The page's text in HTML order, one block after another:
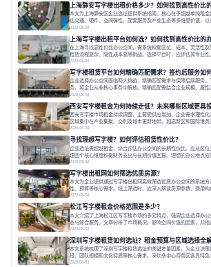
上海静安写字楼出租价格多少？如何找到高性价比
本文为上海静安区企业选址提供系统指南。核心在于超越单纯租
估交通、硬件、空间弹性、配套服务及产业生态等多维度价值，
出打破固定工位思维，采用精装灵活空间与共享配套以提升性价比
以说明。之后指出，专业运营服务商提供的稳定环境、社群活动与
价值、助力企业成长的关键。对于许多在
2026-08-04
上海写字楼出租平台如何选？如何找到高性价比的
在上海寻找高性价比办公空间，需系统权衡区位、成本、灵活性
租赁流程复杂、隐性成本高等挑战。选择平台时，应评估其专业
为例，其提供从空间到生态的解决方案，通过特色园区、灵活产品
业应明确自身需求，实地考察，选择能支持长期发展、提升竞争力
空间，对于企业行政负责人、中小企业主
2026-08-04
写字楼租赁平台如何精确匹配需求？签约后服务如
企业选择办公空间面临两大挑战：精确匹配需求与保障后续服务
务，将企业从非核心事务中解放。精确匹配需结合企业规模、属
接；签约后则需构建覆盖硬件运维、共享配套及专业物业的全周期
与个性化运营结合，以全国布局和产业生态圈为企业提供稳定支持
力转变。在为企业寻找办公空间的过程中，
2026-08-04
西安写字楼租金为何持续走低？未来哪些区域更具
西安写字楼市场租金持续调整，主要受供应增加、企业需求理性
区域集中在产业集聚、交利及城市更新地带，如高新区和国际港
性与员工体验，倾向于提供全包式服务的办公空间。专业运营方通
长，推动市场向多元化、高性价比方向发展。近年来，西安写字楼
一现象引发了的广泛关注。作为西部重要
2026-08-04
寻找理想写字楼？如何评估租赁性价比？
企业选址需超越租金，综合评估办公空间的长期性价比。应从区
理四个核心维度权衡财务支出与长期价值回报。理想的办公地点
套服务及社群资源赋能业务增长，实现成本与价值的平衡。对于许
言，寻找一处合适的办公空间是一项至关重要的决策。这不仅关系
更直接影响着企业的品牌形象、运营成本
2026-08-04
写字楼出租网如何筛选优质房源？
本文为企业提供通过写字楼出租网高效筛选优质办公空间的系统
性、预算等核心需求。线上筛选时，应深入解读房源参数、费用
区产业生态与交通区位价值。同时，需考察运营方的品牌背景与持
进行线下实地验证，核对空间实景、测试设施、感受园区氛围并确
数字化时代，写字楼出租网已成为企业寻找
2026-08-04
松江写字楼租金价格范围是多少？
本文介绍了上海松江区写字楼市场的多元特点，强调企业选择办
态与综合服务。文章分析了市场概况、影响空间价值的因素，并
空间。之后，以德必集团为例，说明运营方如何通过构建服务生态
求与长期价值，选择匹配的发展载体。对于许多寻求在上海松江区
解该区域的写字楼市场概况是决策的首先
2026-08-03
深圳写字楼租赁如何选址？租金预算与区域选择全
本文系统梳理了深圳写字楼租赁选址的关键考量因素，为企业决
段、团队规模和文化特质等核心需求。深圳多中心商务区各具特
新活力强，前海具政策优势。除传统写字楼外，创意产业园注重生
2026-08-03